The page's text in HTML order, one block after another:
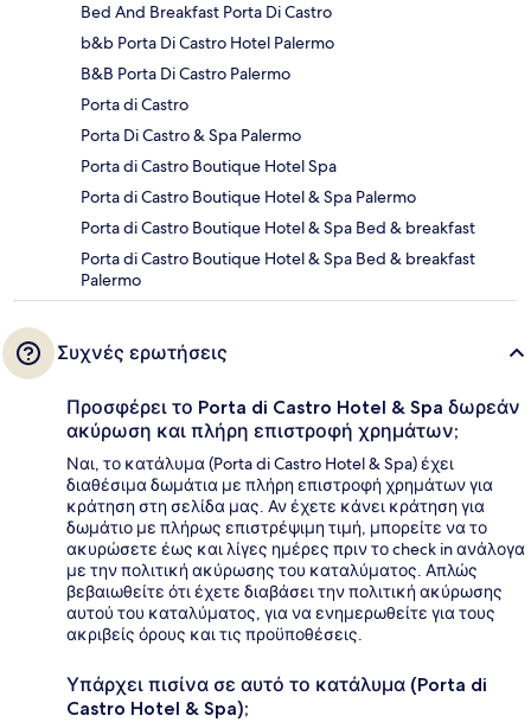
Bed And Breakfast Porta Di Castro
b&b Porta Di Castro Hotel Palermo
B&B Porta Di Castro Palermo
Porta di Castro
Porta Di Castro & Spa Palermo
Porta di Castro Boutique Hotel Spa
Porta di Castro Boutique Hotel & Spa Palermo
Porta di Castro Boutique Hotel & Spa Bed & breakfast
Porta di Castro Boutique Hotel & Spa Bed & breakfast
Palermo
Συχνές ερωτήσεις
Προσφέρει το Porta di Castro Hotel & Spa δωρεάν
ακύρωση και πλήρη επιστροφή χρημάτων;
Ναι, το κατάλυμα (Porta di Castro Hotel & Spa) έχει
διαθέσιμα δωμάτια με πλήρη επιστροφή χρημάτων για
κράτηση στη σελίδα μας. Αν έχετε κάνει κράτηση για
δωμάτιο με πλήρως επιστρέψιμη τιμή, μπορείτε να το
ακυρώσετε έως και λίγες ημέρες πριν το check in ανάλογα
με την πολιτική ακύρωσης του καταλύματος. Απλώς
βεβαιωθείτε ότι έχετε διαβάσει την πολιτική ακύρωσης
αυτού του καταλύματος, για να ενημερωθείτε για τους
ακριβείς όρους και τις προϋποθέσεις.
Υπάρχει πισίνα σε αυτό το κατάλυμα (Porta di
Castro Hotel & Spa);